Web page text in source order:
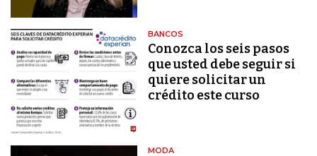
BANCOS
Conozca los seis pasos
que usted debe seguir si
quiere solicitar un
crédito este curso
MODA